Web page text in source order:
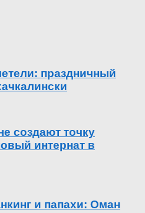
праздничный
создают точку
интернат в
и папахи: Оман